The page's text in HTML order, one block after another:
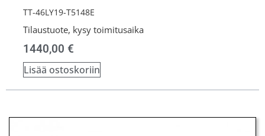
TT-46LY19-T5148E
Tilaustuote, kysy toimitusaika
1440,00 €
Lisää ostoskoriin